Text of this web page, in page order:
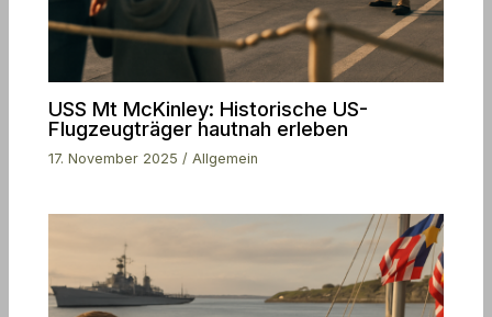
USS Mt McKinley: Historische US-
Flugzeugträger hautnah erleben
17. November 2025/Allgemein